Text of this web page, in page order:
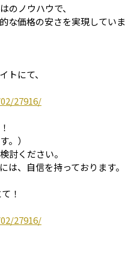
のノウハウで、
な価格の安さを実現していま
トにて、
27916/
。）
討ください。
は、自信を持っております。
！
27916/